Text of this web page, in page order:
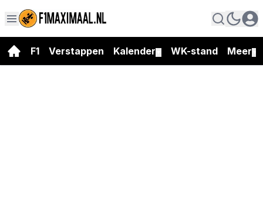
F1 Verstappen Kalender WK-stand Meer